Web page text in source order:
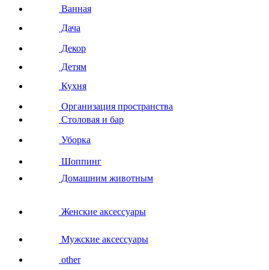
Ванная
Дача
Декор
Детям
Кухня
Организация пространства
Столовая и бар
Уборка
Шоппинг
Домашним животным
Женские аксессуары
Мужские аксессуары
other